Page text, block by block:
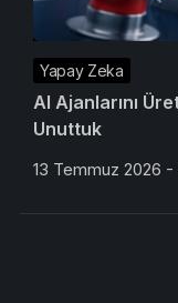
Yapay Zeka
AI Ajanlarını
Unuttuk
13 Temmuz 2026